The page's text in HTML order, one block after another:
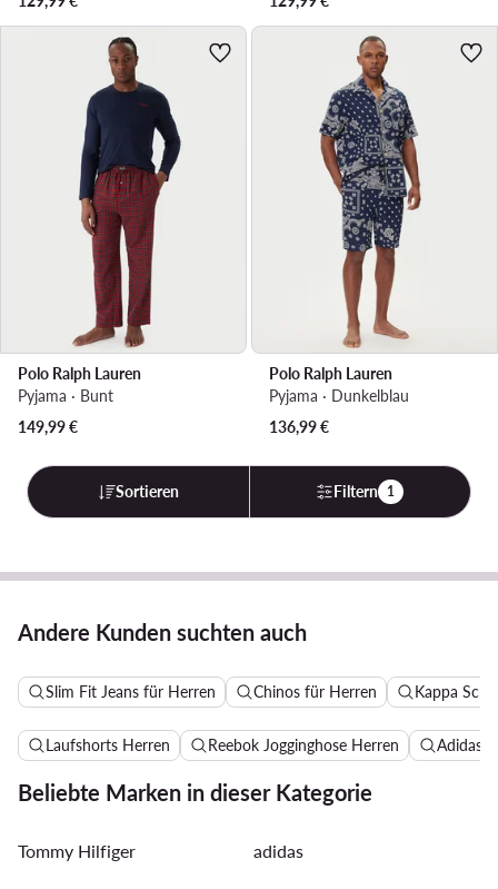
Polo Ralph Lauren
Pyjama · Bunt
149,99€
Polo Ralph Lauren
Pyjama · Dunkelblau
136,99€
Sortieren Filtern 1
Andere Kunden suchten auch
Slim Fit Jeans für Herren Chinos für Herren Kappa
Laufshorts Herren Reebok Jogginghose Herren Adidas
Beliebte Marken in dieser Kategorie
Tommy Hilfiger adidas